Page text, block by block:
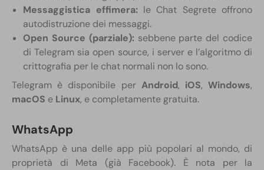
Messaggistica effimera: le Chat Segrete offrono
autodistruzione dei messaggi.
Open Source (parziale): sebbene parte del codice
di Telegram sia open source, i server e l’algoritmo di
crittografia per le chat normali non lo sono.
Telegram è disponibile per Android, iOS,Windows,
macOS e Linux, e completamente gratuita.
WhatsApp
WhatsApp è una delle app più popolari al mondo, di
proprietà di Meta (già Facebook). È nota per la